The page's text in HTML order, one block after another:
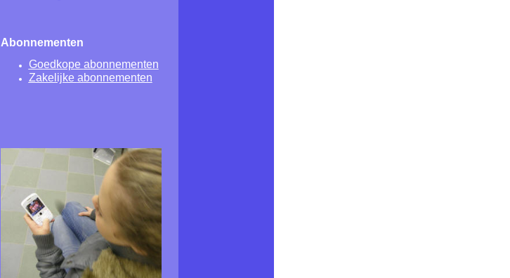
Abonnementen
Goedkope abonnementen
Zakelijke abonnementen